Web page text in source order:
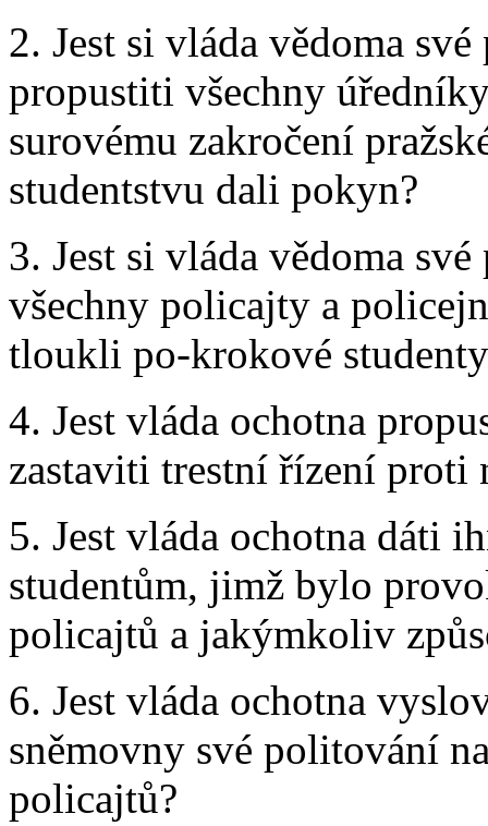
2. Jest si vláda vědoma
propustiti všechny
surovému zakročení
studentstvu dali pokyn?
3. Jest si vláda vědoma
všechny policajty a
tloukli po-krokové
4. Jest vláda ochotna
zastaviti trestní řízení proti
5. Jest vláda ochotna dáti
studentům, jimž bylo
policajtů a jakýmkoliv
6. Jest vláda ochotna
sněmovny své politování
policajtů?